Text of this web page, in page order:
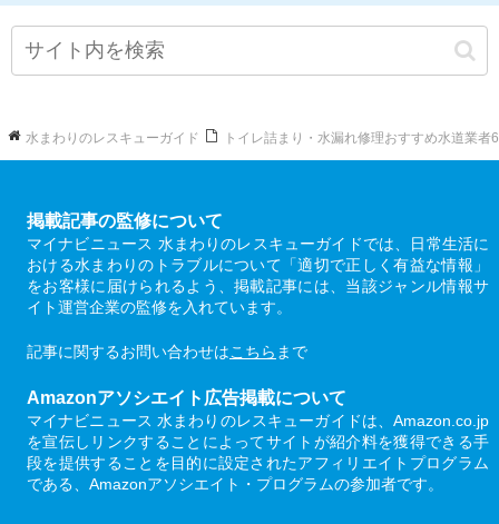
水まわりのレスキューガイド トイレ詰まり・水漏れ修理おすすめ水道業
掲載記事の監修について
マイナビニュース 水まわりのレスキューガイドでは、日常生活に
おける水まわりのトラブルについて「適切で正しく有益な情報」
をお客様に届けられるよう、掲載記事には、当該ジャンル情報サ
イト運営企業の監修を入れています。
記事に関するお問い合わせはこちら まで
Amazonアソシエイト広告掲載について
マイナビニュース 水まわりのレスキューガイドは、Amazon.co.jp
を宣伝しリンクすることによってサイトが紹介料を獲得できる手
段を提供することを目的に設定されたアフィリエイトプログラム
である、Amazonアソシエイト・プログラムの参加者です。